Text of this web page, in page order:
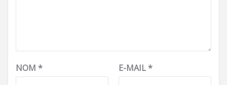
NOM * E-MAIL*